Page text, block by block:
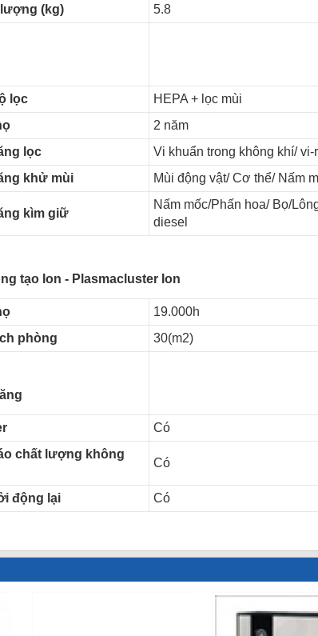
(kg)
5.8
lọc
HEPA + lọc mùi
2 năm
lọc
Vi khuẩn trong không khí/ vi-
khử mùi
Mùi động vật/ Cơ thể/ Nấm
kìm giữ
Nấm mốc/Phấn hoa/ Bọ/
diesel
tạo Ion - Plasmacluster Ion
19.000h
phòng
30(m2)
Có
chất lượng không
Có
động lại Có